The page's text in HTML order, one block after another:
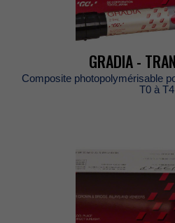
GRADIA-
T0àT4